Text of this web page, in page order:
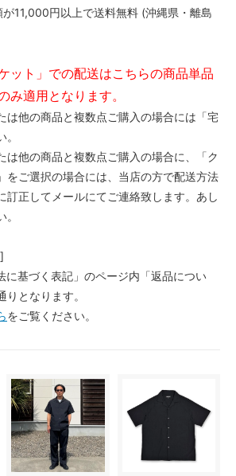
11,000円以上で送料無料 (沖縄県・離島
ット」での配送はこちらの商品単品
み適用となります。
は他の商品と複数点ご購入の場合には「宅
は他の商品と複数点ご購入の場合に、「ク
をご選択の場合には、当店の方で配送方法
訂正してメールにてご連絡致します。あし
基づく表記」のページ内「返品につい
となります。
をご覧ください。